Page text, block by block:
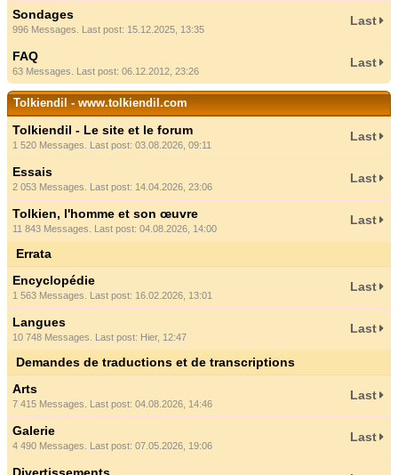
Sondages
996 Messages. Last post: 15.12.2025, 13:35
Last
FAQ
63 Messages. Last post: 06.12.2012, 23:26
Last
Tolkiendil - www.tolkiendil.com
Tolkiendil - Le site et le forum
1 520 Messages. Last post: 03.08.2026, 09:11
Last
Essais
2 053 Messages. Last post: 14.04.2026, 23:06
Last
Tolkien, l'homme et son œuvre
11 843 Messages. Last post: 04.08.2026, 14:00
Last
Errata
Encyclopédie
1 563 Messages. Last post: 16.02.2026, 13:01
Last
Langues
10 748 Messages. Last post: Hier, 12:47
Last
Demandes de traductions et de transcriptions
Arts
7 415 Messages. Last post: 04.08.2026, 14:46
Last
Galerie
4 490 Messages. Last post: 07.05.2026, 19:06
Last